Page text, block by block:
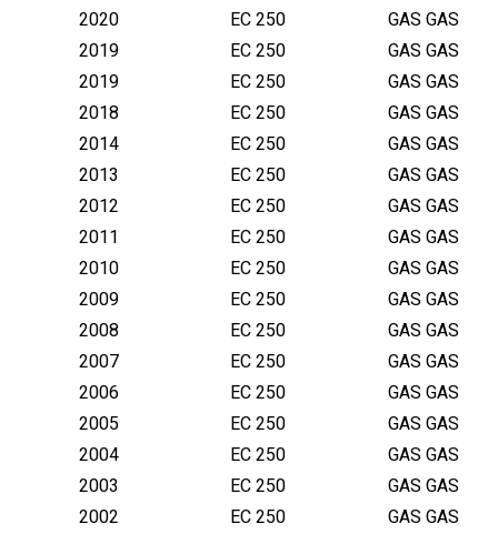
GAS GAS
EC 250
2020
GAS GAS
EC 250
2019
GAS GAS
EC 250
2019
GAS GAS
EC 250
2018
GAS GAS
EC 250
2014
GAS GAS
EC 250
2013
GAS GAS
EC 250
2012
GAS GAS
EC 250
2011
GAS GAS
EC 250
2010
GAS GAS
EC 250
2009
GAS GAS
EC 250
2008
GAS GAS
EC 250
2007
GAS GAS
EC 250
2006
GAS GAS
EC 250
2005
GAS GAS
EC 250
2004
GAS GAS
EC 250
2003
GAS GAS
EC 250
2002